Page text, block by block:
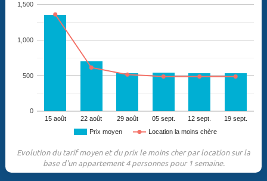
Prix moyen Location la moins chère
15 août 22 août 29 août 05 sept. 12 sept. 19 sept.
0
500
1,000
1,500
Evolution du tarif moyen et du prix le moins cher par location sur la
base d'un appartement 4 personnes pour 1 semaine.